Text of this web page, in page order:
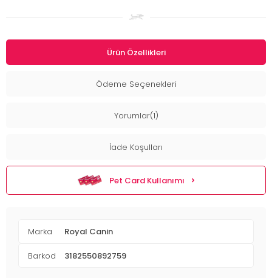
Ürün Özellikleri
Ödeme Seçenekleri
Yorumlar(1)
İade Koşulları
Pet Card Kullanımı
Marka Royal Canin
Barkod 3182550892759